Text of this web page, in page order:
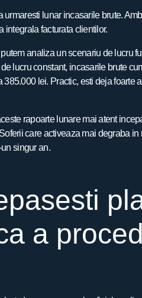
lunar incasarile brute.
integrala facturata clientilor.
analiza un scenariu de lucru
lucru constant, incasarile brute
lei. Practic, esti deja foarte
rapoarte lunare mai atent
care activeaza mai degraba
singur an.
a